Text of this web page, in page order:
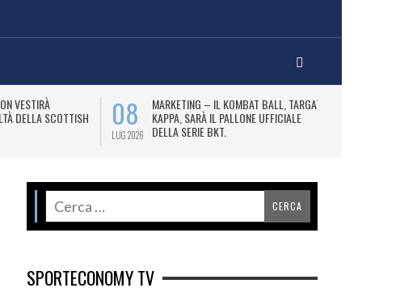
VESTIRÀ
DELLA SCOTTISH
08
LUG 2026
MARKETING – IL KOMBAT BALL, TARGATO
KAPPA, SARÀ IL PALLONE UFFICIALE
DELLA SERIE BKT.
SPORTECONOMY TV